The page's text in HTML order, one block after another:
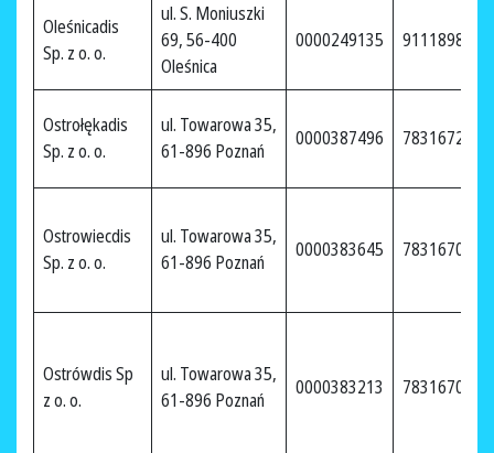
Oleśnicadis
Sp. z o. o.
ul. S. Moniuszki
69, 56-400
Oleśnica
0000249135 9111898960
Ostrołękadis
Sp. z o. o.
ul. Towarowa 35,
61-896 Poznań
0000387496 7831672906
Ostrowiecdis
Sp. z o. o.
ul. Towarowa 35,
61-896 Poznań
0000383645 7831670132
Ostrówdis Sp
z o. o.
ul. Towarowa 35,
61-896 Poznań
0000383213 7831670126